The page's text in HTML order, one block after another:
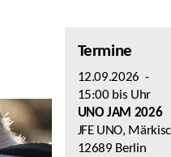
Termine
12.09.2026 -
15:00bis Uhr
UNO JAM 2026
JFE UNO,
12689 Berlin